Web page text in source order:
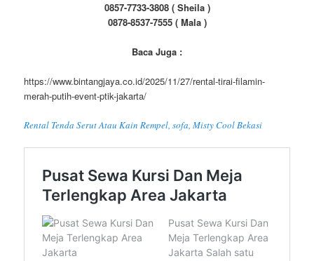
0857-7733-3808 ( Sheila )
0878-8537-7555 ( Mala )
Baca Juga :
https://www.bintangjaya.co.id/2025/11/27/rental-tirai-filamin-
merah-putih-event-ptik-jakarta/
Rental Tenda Serut Atau Kain Rempel, sofa, Misty Cool Bekasi